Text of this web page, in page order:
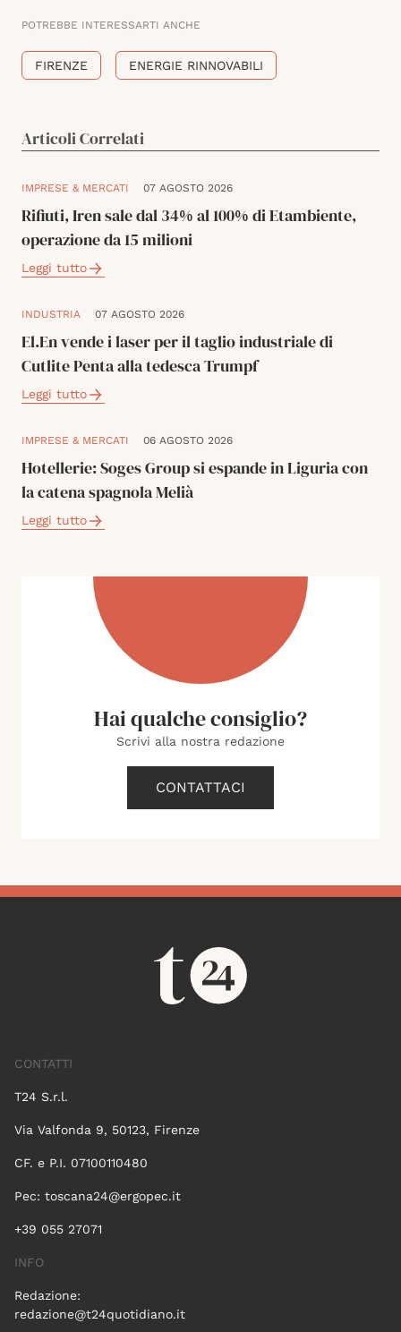
POTREBBE INTERESSARTI ANCHE
FIRENZE ENERGIE RINNOVABILI
Articoli Correlati
IMPRESE & MERCATI 07 AGOSTO 2026
Rifiuti, Iren sale dal 34% al 100% di Etambiente,
operazione da 15 milioni
Leggi tutto
INDUSTRIA 07 AGOSTO 2026
El.En vende i laser per il taglio industriale di
Cutlite Penta alla tedesca Trumpf
Leggi tutto
IMPRESE & MERCATI 06 AGOSTO 2026
Hotellerie: Soges Group si espande in Liguria con
la catena spagnola Melià
Leggi tutto
Hai qualche consiglio?
Scrivi alla nostra redazione
CONTATTACI
CONTATTI
T24 S.r.l.
Via Valfonda 9, 50123, Firenze
CF. e P.I. 07100110480
Pec: toscana24@ergopec.it
+39 055 27071
INFO
Redazione:
redazione@t24quotidiano.it